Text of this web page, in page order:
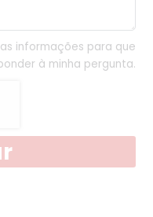
informações para que
à minha pergunta.